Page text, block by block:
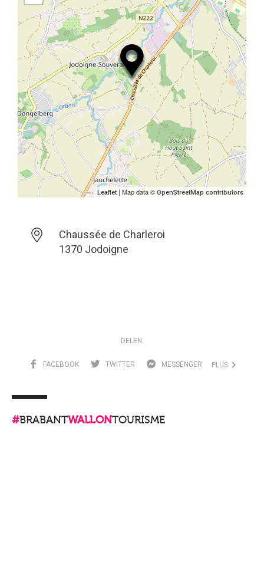
Leaflet | Map data © OpenStreetMap contributors
Chaussée de Charleroi
1370 Jodoigne
DELEN:
FACEBOOK TWITTER MESSENGER PLUS
#BRABANTWALLONTOURISME